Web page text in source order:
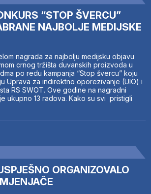
“STOP ŠVERCU”
NAJBOLJE MEDIJSKE
nagrada za najbolju medijsku objavu
crnog tržišta duvanskih proizvoda u
po redu kampanja “Stop švercu” koju
Uprava za indirektno oporezivanje (UIO) i
RS SWOT. Ove godine na nagradni
ukupno 13 radova. Kako su svi pristigli
ORGANIZOVALO